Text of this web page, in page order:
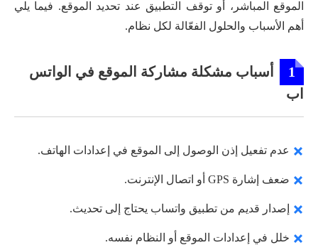
الموقع المباشر، أو توقف التطبيق عند تحديد الموقع. فيما يلي
أهم الأسباب والحلول الفعّالة لكل نظام.
1
أسباب مشكلة مشاركة الموقع في الواتس
اب
عدم تفعيل إذن الوصول إلى الموقع في إعدادات الهاتف.
ضعف إشارة GPS أو اتصال الإنترنت.
إصدار قديم من تطبيق واتساب يحتاج إلى تحديث.
خلل في إعدادات الموقع أو النظام نفسه.